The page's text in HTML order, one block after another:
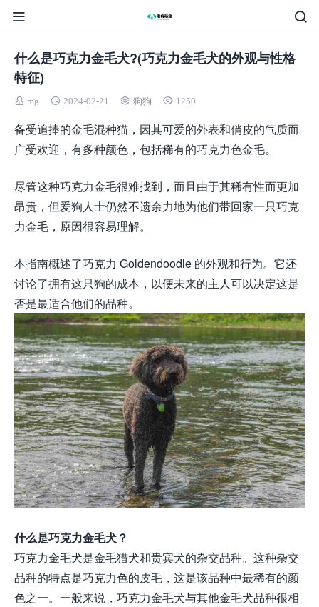
什么是巧克力金毛犬?(巧克力金毛犬的外观与性格
特征)
mg 2024-02-21 狗狗 1250
备受追捧的金毛混种猫，因其可爱的外表和俏皮的气质而
广受欢迎，有多种颜色，包括稀有的巧克力色金毛。
尽管这种巧克力金毛很难找到，而且由于其稀有性而更加
昂贵，但爱狗人士仍然不遗余力地为他们带回家一只巧克
力金毛，原因很容易理解。
本指南概述了巧克力 Goldendoodle 的外观和行为。它还
讨论了拥有这只狗的成本，以便未来的主人可以决定这是
否是最适合他们的品种。
什么是巧克力金毛犬？
巧克力金毛犬是金毛猎犬和贵宾犬的杂交品种。这种杂交
品种的特点是巧克力色的皮毛，这是该品种中最稀有的颜
色之一。一般来说，巧克力金毛犬与其他金毛犬品种很相